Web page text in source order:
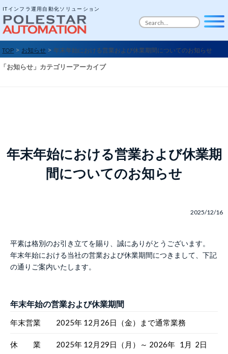
ITインフラ運用自動化ソリューション
TOP > お知らせ >年末年始における営業および休業期間についてのお知らせ
「 お知らせ 」カテゴリーアーカイブ
年末年始における営業および休業期
間についてのお知らせ
2025/12/16
平素は格別のお引き立てを賜り、誠にありがとうございます。
年末年始における当社の営業および休業期間につきまして、下記
の通りご案内いたします。
年末年始の営業および休業期間
年末営業 2025年 12月26日（金）まで通常業務
休 業
2025年 12月29日（月）～ 2026年 1月 2日